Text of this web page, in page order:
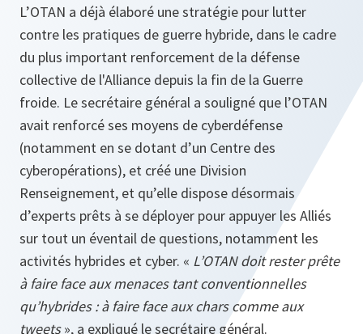
L’OTAN a déjà élaboré une stratégie pour lutter
contre les pratiques de guerre hybride, dans le cadre
du plus important renforcement de la défense
collective de l'Alliance depuis la fin de la Guerre
froide. Le secrétaire général a souligné que l’OTAN
avait renforcé ses moyens de cyberdéfense
(notamment en se dotant d’un Centre des
cyberopérations), et créé une Division
Renseignement, et qu’elle dispose désormais
d’experts prêts à se déployer pour appuyer les Alliés
sur tout un éventail de questions, notamment les
activités hybrides et cyber. « L’OTAN doit rester prête
à faire face aux menaces tant conventionnelles
qu’hybrides : à faire face aux chars comme aux
tweets», a expliqué le secrétaire général.